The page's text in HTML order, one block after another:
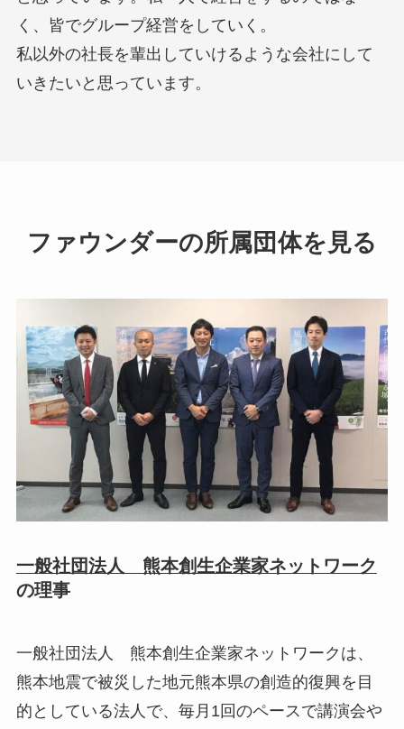
く、皆でグループ経営をしていく。
私以外の社長を輩出していけるような会社にして
いきたいと思っています。
ファウンダーの所属団体を見る
一般社団法人 熊本創生企業家ネットワーク
の理事
一般社団法人 熊本創生企業家ネットワークは、
熊本地震で被災した地元熊本県の創造的復興を目
的としている法人で、毎月1回のペースで講演会や